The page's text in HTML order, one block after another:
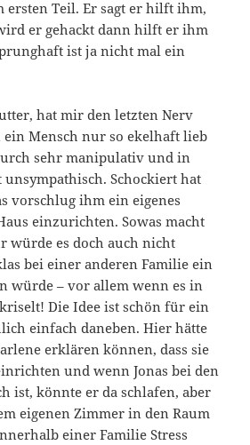
ersten Teil. Er sagt er hilft ihm,
er gehackt dann hilft er ihm
ist ja nicht mal ein
hat mir den letzten Nerv
Mensch nur so ekelhaft lieb
sehr manipulativ und in
Schockiert hat
vorschlug ihm ein eigenes
einzurichten. Sowas macht
würde es doch auch nicht
bei einer anderen Familie ein
würde – vor allem wenn es in
Die Idee ist schön für ein
einfach daneben. Hier hätte
erklären können, dass sie
und wenn Jonas bei den
ist, könnte er da schlafen, aber
eigenen Zimmer in den Raum
einer Familie Stress